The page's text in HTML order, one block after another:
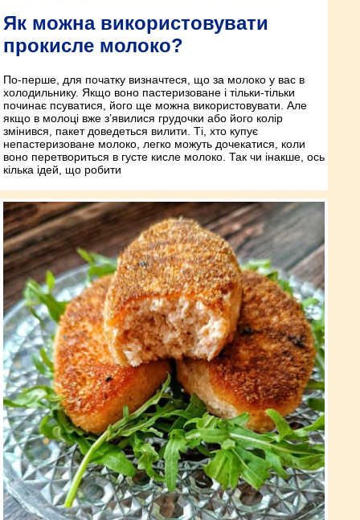
Як можна використовувати
прокисле молоко?
По-перше, для початку визначтеся, що за молоко у вас в
холодильнику. Якщо воно пастеризоване і тільки-тільки
починає псуватися, його ще можна використовувати. Але
якщо в молоці вже з’явилися грудочки або його колір
змінився, пакет доведеться вилити. Ті, хто купує
непастеризоване молоко, легко можуть дочекатися, коли
воно перетвориться в густе кисле молоко. Так чи інакше, ось
кілька ідей, що робити